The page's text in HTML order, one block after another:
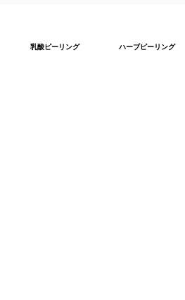
乳酸ピーリング ハーブピーリング